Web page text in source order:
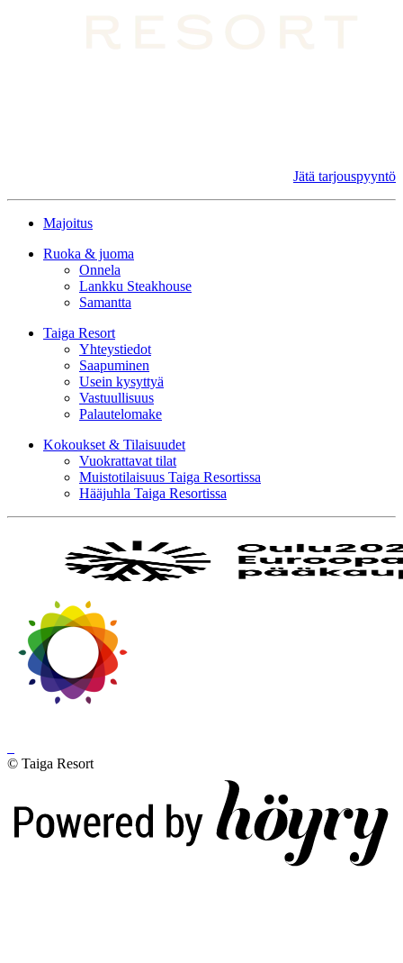
Jätä tarjouspyyntö
Majoitus
Ruoka & juoma
Onnela
Lankku Steakhouse
Samantta
Taiga Resort
Yhteystiedot
Saapuminen
Usein kysyttyä
Vastuullisuus
Palautelomake
Kokoukset & Tilaisuudet
Vuokrattavat tilat
Muistotilaisuus Taiga Resortissa
Hääjuhla Taiga Resortissa
© Taiga Resort